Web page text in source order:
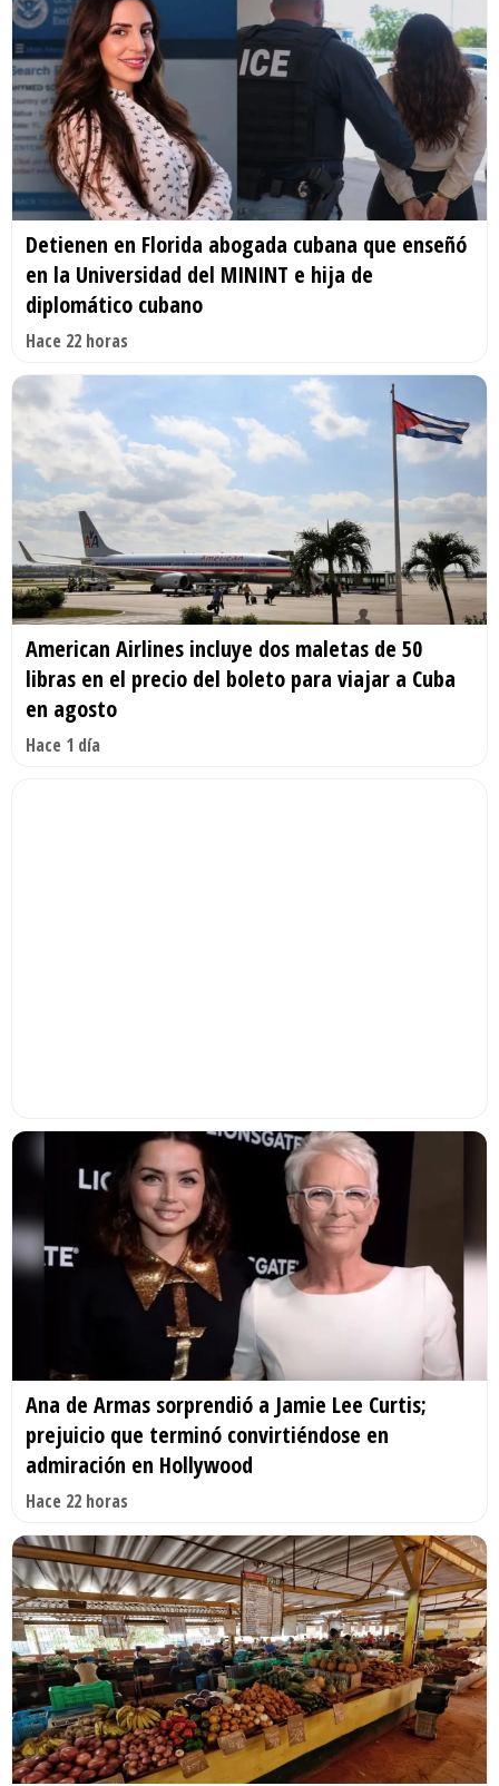
Detienen en Florida abogada cubana que enseñó
en la Universidad del MININT e hija de
diplomático cubano
Hace 22 horas
American Airlines incluye dos maletas de 50
libras en el precio del boleto para viajar a Cuba
en agosto
Hace 1 día
Ana de Armas sorprendió a Jamie Lee Curtis;
prejuicio que terminó convirtiéndose en
admiración en Hollywood
Hace 22 horas